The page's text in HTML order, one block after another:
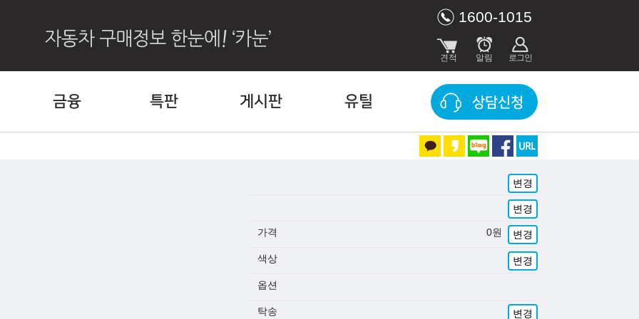
1600-1015
금융 특판 게시판 유틸 상담신청
변경
변경
가격 0원 변경
색상 변경
옵션
탁송 변경